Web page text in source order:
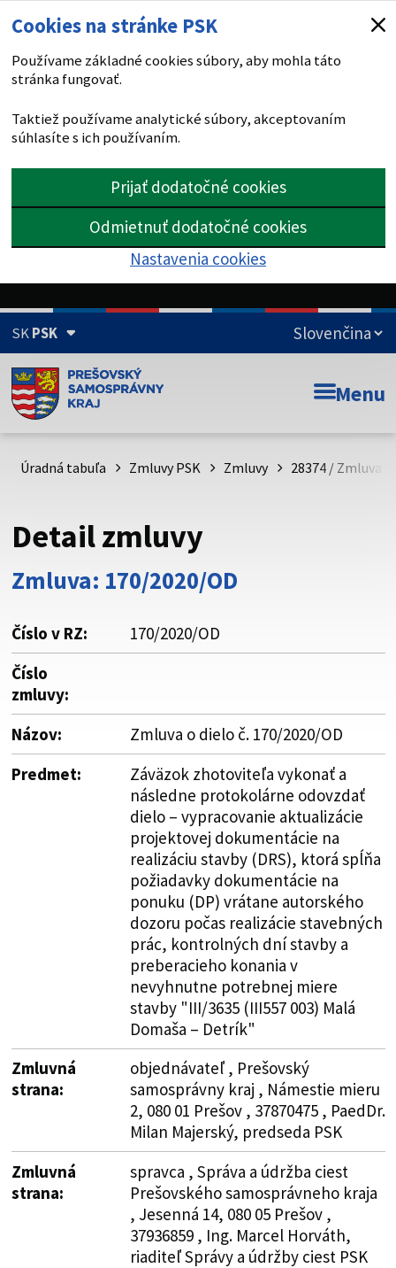
Cookies na stránke PSK
Používame základné cookies súbory, aby mohla táto
stránka fungovať.
Taktiež používame analytické súbory, akceptovaním
súhlasíte s ich používaním.
Prijať dodatočné cookies
Odmietnuť dodatočné cookies
Nastavenia cookies
SKPSK
Doména psk.sk je oficiálna
Toto je oficiálna webová stránka Prešovského
psk.sk.
Buďte pozorní a vždy sa uistite, že zdieľate informácie iba
cez zabezpečenú webovú stránku. Zabezpečená stránka
vždy začína https:// pred názvom domény webového sídla.
Menu
Úradná tabuľa Zmluvy PSK Zmluvy 28374 / Zmluva
Detail zmluvy
Zmluva: 170/2020/OD
Číslo v RZ:
170/2020/OD
Číslo
zmluvy:
Názov:
Zmluva o dielo č. 170/2020/OD
Predmet:
Záväzok zhotoviteľa vykonať a
následne protokolárne odovzdať
dielo – vypracovanie aktualizácie
projektovej dokumentácie na
realizáciu stavby (DRS), ktorá spĺňa
požiadavky dokumentácie na
ponuku (DP) vrátane autorského
dozoru počas realizácie stavebných
prác, kontrolných dní stavby a
preberacieho konania v
nevyhnutne potrebnej miere
stavby "III/3635 (III557 003) Malá
Domaša – Detrík"
Zmluvná
strana:
objednávateľ , Prešovský
samosprávny kraj , Námestie mieru
2, 080 01 Prešov , 37870475 , PaedDr.
Milan Majerský, predseda PSK
Zmluvná
strana:
spravca , Správa a údržba ciest
Prešovského samosprávneho kraja
, Jesenná 14, 080 05 Prešov ,
37936859 , Ing. Marcel Horváth,
riaditeľ Správy a údržby ciest PSK